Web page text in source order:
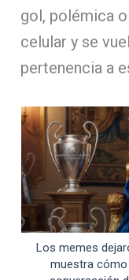
gol, polémica
celular y se
pertenencia a
Los memes
muestra